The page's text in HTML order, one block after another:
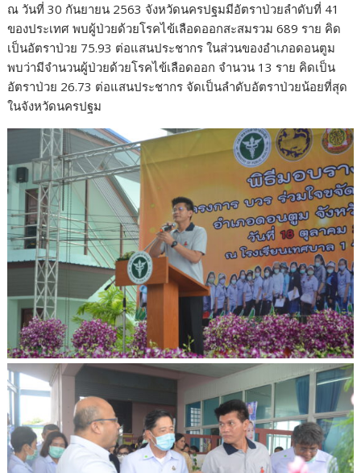
ณ วันที่ 30 กันยายน 2563 จังหวัดนครปฐมมีอัตราป่วยลำดับที่ 41
ของประเทศ พบผู้ป่วยด้วยโรคไข้เลือดออกสะสมรวม 689 ราย คิด
เป็นอัตราป่วย 75.93 ต่อแสนประชากร ในส่วนของอำเภอดอนตูม
พบว่ามีจำนวนผู้ป่วยด้วยโรคไข้เลือดออก จำนวน 13 ราย คิดเป็น
อัตราป่วย 26.73 ต่อแสนประชากร จัดเป็นลำดับอัตราป่วยน้อยที่สุด
ในจังหวัดนครปฐม